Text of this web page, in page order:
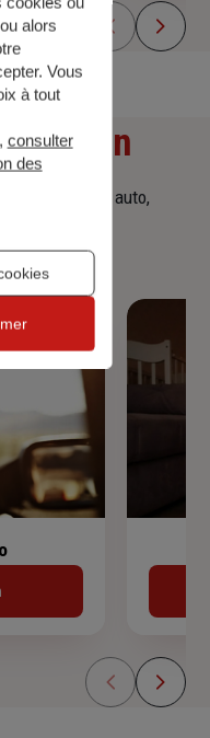
d'assurance, auto,
alors
Vous
à tout
consulter
des